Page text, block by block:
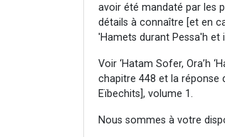
avoir été mandaté par les
détails à connaître [et en
'Hamets durant Pessa'h et
Voir ‘Hatam Sofer, Ora’h
chapitre 448 et la réponse
Eïbechits], volume 1.
Nous sommes à votre